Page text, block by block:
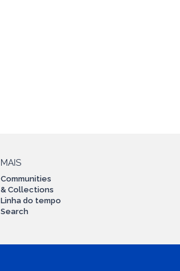
MAIS
Communities
& Collections
Linha do tempo
Search